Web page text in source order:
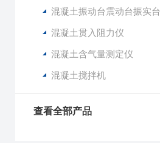
混凝土振动台震动台振实台
混凝土贯入阻力仪
混凝土含气量测定仪
混凝土搅拌机
查看全部产品